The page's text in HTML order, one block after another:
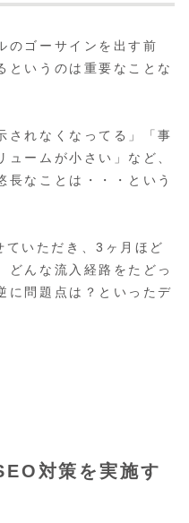
のゴーサインを出す前
というのは重要なことな
されなくなってる」「事
ームが小さい」など、
長なことは・・・という
いただき、3ヶ月ほど
どんな流入経路をたどっ
に問題点は？といったデ
対策を実施す